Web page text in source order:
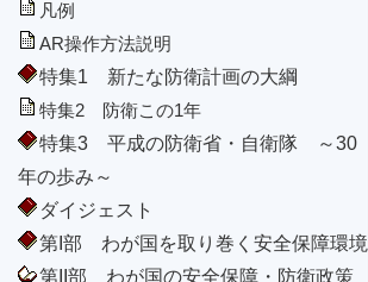
凡例
AR操作方法説明
特集1 新たな防衛計画の大綱
特集2 防衛この1年
特集3 平成の防衛省・自衛隊 ～30
年の歩み～
ダイジェスト
第I部 わが国を取り巻く安全保障環境
第II部 わが国の安全保障・防衛政策